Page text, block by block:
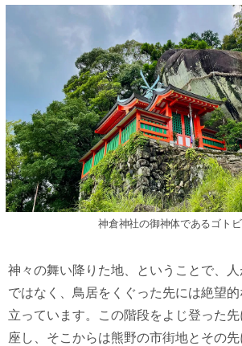
神倉神社の御神体であるゴト
神々の舞い降りた地、ということで、
ではなく、鳥居をくぐった先には絶望的
立っています。この階段をよじ登った
座し、そこからは熊野の市街地とその